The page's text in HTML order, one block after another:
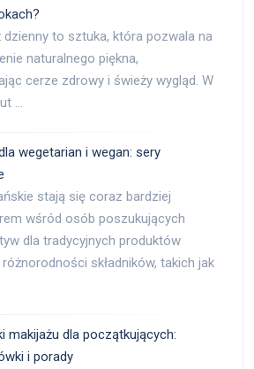
dzienny to sztuka, która pozwala na
naturalnego piękna,
cerze zdrowy i świeży wygląd. W
…
wegetarian i wegan: sery
stają się coraz bardziej
wśród osób poszukujących
dla tradycyjnych produktów
składników, takich jak
makijażu dla początkujących:
i porady